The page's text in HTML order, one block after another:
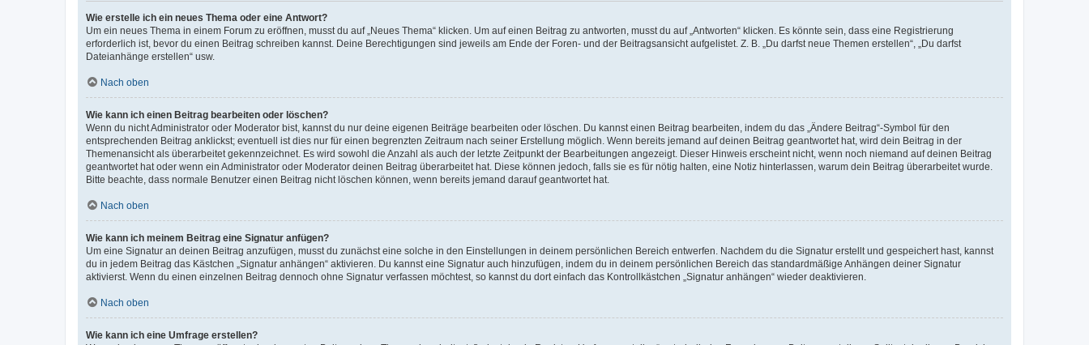
Wie erstelle ich ein neues Thema oder eine Antwort?
Um ein neues Thema in einem Forum zu eröffnen, musst du auf „Neues Thema“ klicken. Um auf einen Beitrag zu antworten, musst du auf „Antworten“ klicken. Es könnte sein, dass eine Registrierung
erforderlich ist, bevor du einen Beitrag schreiben kannst. Deine Berechtigungen sind jeweils am Ende der Foren- und der Beitragsansicht aufgelistet. Z. B. „Du darfst neue Themen erstellen“, „Du darfst
Dateianhänge erstellen“ usw.
Nach oben
Wie kann ich einen Beitrag bearbeiten oder löschen?
Wenn du nicht Administrator oder Moderator bist, kannst du nur deine eigenen Beiträge bearbeiten oder löschen. Du kannst einen Beitrag bearbeiten, indem du das „Ändere Beitrag“-Symbol für den
entsprechenden Beitrag anklickst; eventuell ist dies nur für einen begrenzten Zeitraum nach seiner Erstellung möglich. Wenn bereits jemand auf deinen Beitrag geantwortet hat, wird dein Beitrag in der
Themenansicht als überarbeitet gekennzeichnet. Es wird sowohl die Anzahl als auch der letzte Zeitpunkt der Bearbeitungen angezeigt. Dieser Hinweis erscheint nicht, wenn noch niemand auf deinen Beitrag
geantwortet hat oder wenn ein Administrator oder Moderator deinen Beitrag überarbeitet hat. Diese können jedoch, falls sie es für nötig halten, eine Notiz hinterlassen, warum dein Beitrag überarbeitet wurde.
Bitte beachte, dass normale Benutzer einen Beitrag nicht löschen können, wenn bereits jemand darauf geantwortet hat.
Nach oben
Wie kann ich meinem Beitrag eine Signatur anfügen?
Um eine Signatur an deinen Beitrag anzufügen, musst du zunächst eine solche in den Einstellungen in deinem persönlichen Bereich entwerfen. Nachdem du die Signatur erstellt und gespeichert hast, kannst
du in jedem Beitrag das Kästchen „Signatur anhängen“ aktivieren. Du kannst eine Signatur auch hinzufügen, indem du in deinem persönlichen Bereich das standardmäßige Anhängen deiner Signatur
aktivierst. Wenn du einen einzelnen Beitrag dennoch ohne Signatur verfassen möchtest, so kannst du dort einfach das Kontrollkästchen „Signatur anhängen“ wieder deaktivieren.
Nach oben
Wie kann ich eine Umfrage erstellen?